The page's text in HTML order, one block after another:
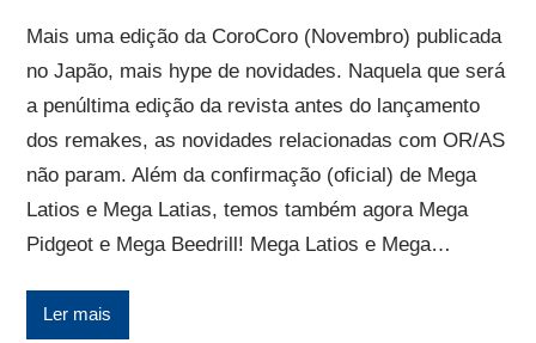
Mais uma edição da CoroCoro (Novembro) publicada
no Japão, mais hype de novidades. Naquela que será
a penúltima edição da revista antes do lançamento
dos remakes, as novidades relacionadas com OR/AS
não param. Além da confirmação (oficial) de Mega
Latios e Mega Latias, temos também agora Mega
Pidgeot e Mega Beedrill! Mega Latios e Mega…
Ler mais